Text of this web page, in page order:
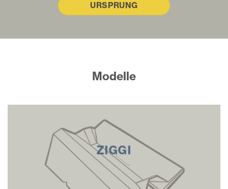
URSPRUNG
Modelle
ZIGGI